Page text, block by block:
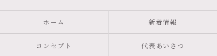
ホーム 新着情報
コンセプト 代表あいさつ